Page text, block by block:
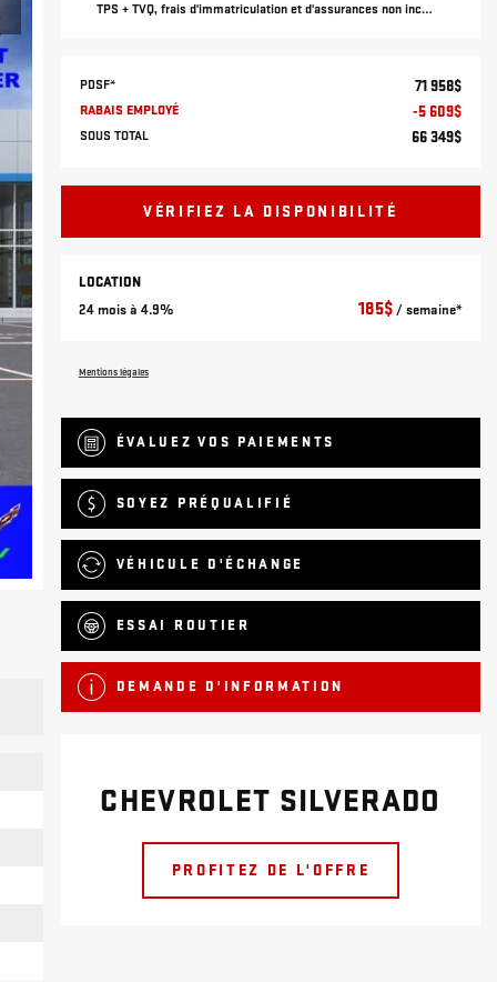
TPS + TVQ, frais d'immatriculation et d'assurances non inclus.
PDSF* 71 958$
RABAIS EMPLOYÉ -5 609$
SOUS TOTAL 66 349$
VÉRIFIEZ LA DISPONIBILITÉ
LOCATION
24 mois à 4.9%
185$/ semaine*
Mentions légales
ÉVALUEZ VOS PAIEMENTS
SOYEZ PRÉQUALIFIÉ
VÉHICULE D'ÉCHANGE
ESSAI ROUTIER
DEMANDE D'INFORMATION
CHEVROLET SILVERADO
PROFITEZ DE L'OFFRE